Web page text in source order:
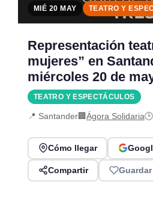
MIÉ 20 MAY TEATRO Y
Representación
mujeres” en
miércoles 20 de
TEATRO Y ESPECTÁCULOS
📍 Santander🏢Ágora Solidaria
Cómo llegar
Compartir Guardar